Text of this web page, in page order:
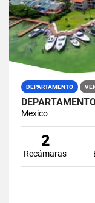
DEPARTAMENTO
Mexico
2
Recámaras